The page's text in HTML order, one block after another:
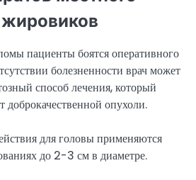
пациенты боятся оперативного
болезненности врач может
способ лечения, который
доброкачественной опухоли.
для головы применяются
до 2-3 см в диаметре.